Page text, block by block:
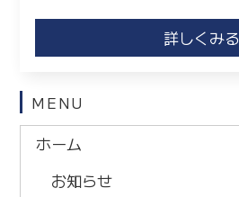
詳しくみる
MENU
ホーム
お知らせ